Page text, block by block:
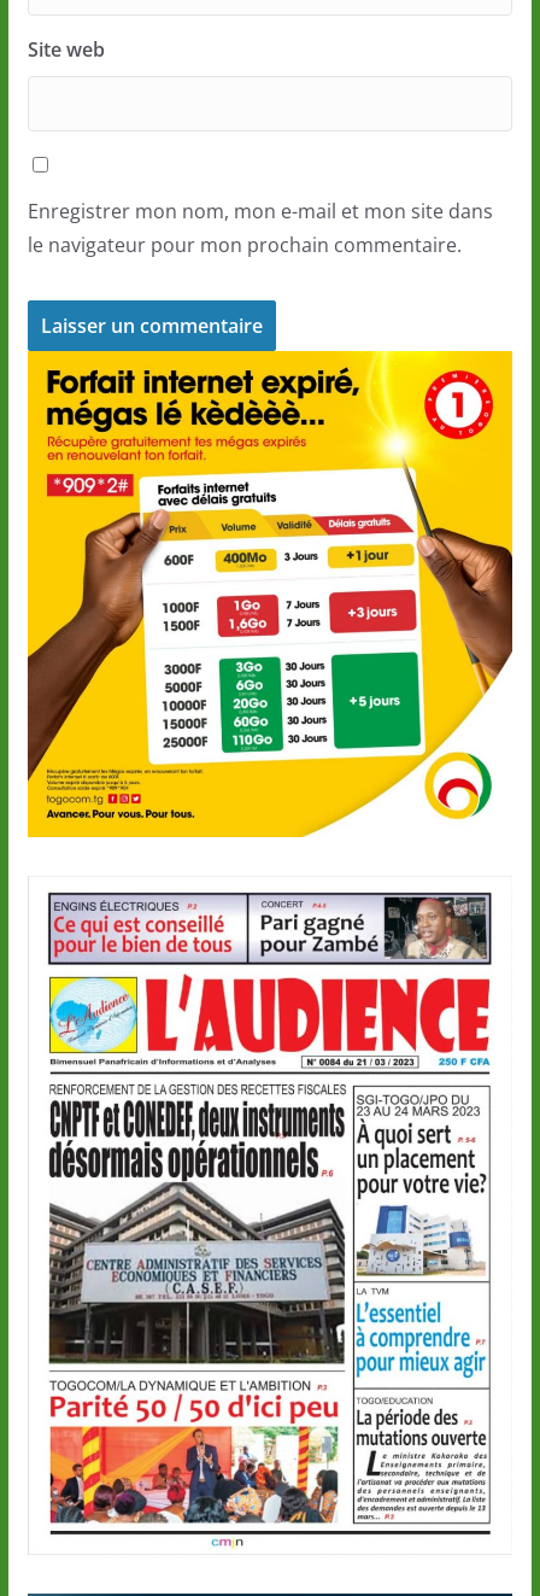
Site web
Enregistrer mon nom, mon e-mail et mon site dans
le navigateur pour mon prochain commentaire.